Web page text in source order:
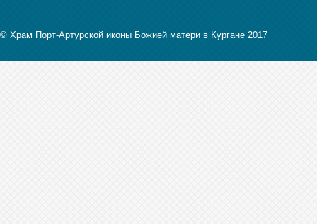
© Храм Порт-Артурской иконы Божией матери в Кургане 2017